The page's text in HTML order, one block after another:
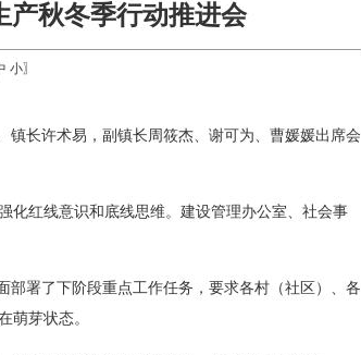
产秋冬季行动推进会
小〗
镇长许术易，副镇长周筱杰、谢可为、曹媛媛出席会
化红线意识和底线思维。建设管理办公室、社会事
部署了下阶段重点工作任务，要求各村（社区）、各
萌芽状态。